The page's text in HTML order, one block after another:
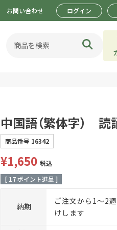
お問い合わせ ログイン
中国語（繁体字） 読
商品番号 16342
¥1,650 税込
[ 17ポイント進呈 ]
納期
ご注文から1～2
けします